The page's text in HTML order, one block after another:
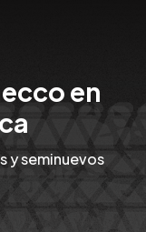
en
y seminuevos